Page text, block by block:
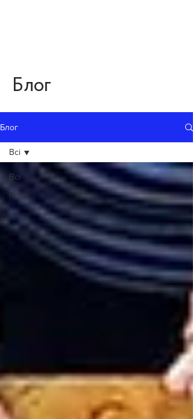
Блог
Блог
Всі
news
Всі